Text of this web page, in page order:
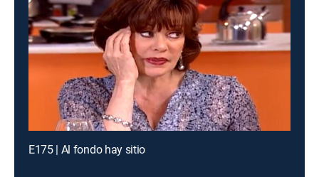
E175 | Al fondo hay sitio